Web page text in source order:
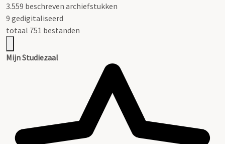
3.559 beschreven archiefstukken
9 gedigitaliseerd
totaal 751 bestanden
Mijn Studiezaal